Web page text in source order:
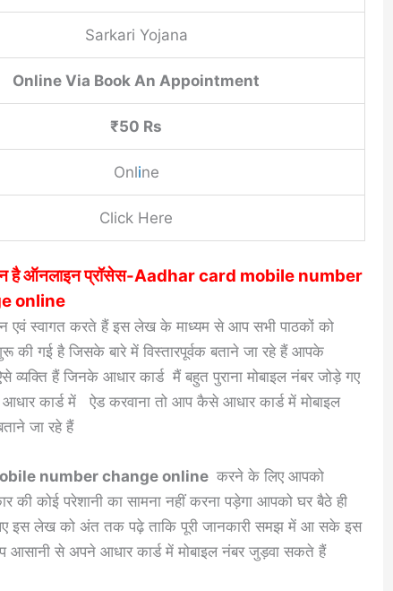
Sarkari Yojana
Online Via Book An Appointment
₹50 Rs
Online
Click Here
है ऑनलाइन प्रॉसेस-Aadhar card mobile number
online
एवं स्वागत करते हैं इस लेख के माध्यम से आप सभी पाठकों को
की गई है जिसके बारे में विस्तारपूर्वक बताने जा रहे हैं आपके
हैं जिनके आधार कार्ड मैं बहुत पुराना मोबाइल नंबर जोड़े गए
कार्ड में ऐड करवाना तो आप कैसे आधार कार्ड में मोबाइल
जा रहे हैं
number change online करने के लिए आपको
की कोई परेशानी का सामना नहीं करना पड़ेगा आपको घर बैठे ही
इस लेख को अंत तक पढ़े ताकि पूरी जानकारी समझ में आ सके इस
से अपने आधार कार्ड में मोबाइल नंबर जुड़वा सकते हैं